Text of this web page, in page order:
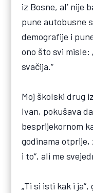
iz Bosne, al’ nije
pune autobusne
demografije i
ono što svi misle:
svačija.“
Moj školski drug
Ivan, pokušava
besprijekornom
godinama otprije,
i to“, ali me
„Ti si isti kak i